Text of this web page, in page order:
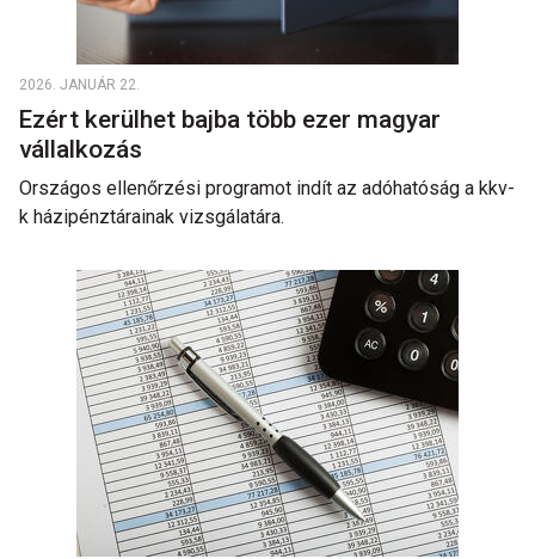
2026. JANUÁR 22.
Ezért kerülhet bajba több ezer magyar
vállalkozás
Országos ellenőrzési programot indít az adóhatóság a kkv-
k házipénztárainak vizsgálatára.